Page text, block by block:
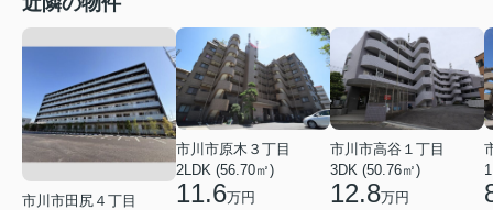
市川市田尻４丁目
市川市原木３丁目
2LDK (56.70㎡)
11.6万円
市川市高谷１丁目
3DK (50.76㎡)
12.8万円